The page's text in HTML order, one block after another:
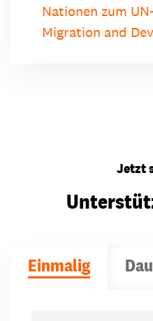
Nationen zum
Migration and
Jetzt
Einmalig